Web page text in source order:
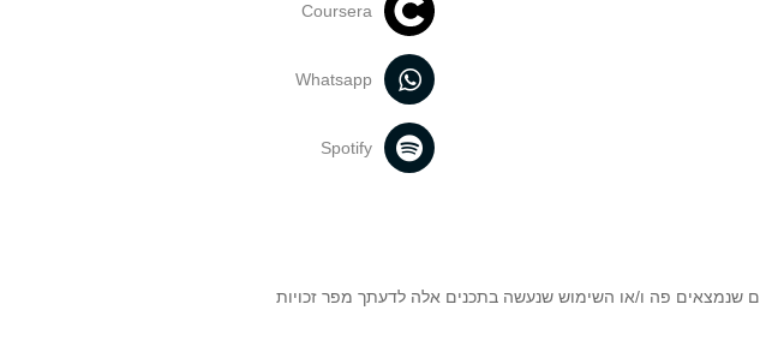
Coursera
Whatsapp
Spotify
שנמצאים פה ו/או השימוש שנעשה בתכנים אלה לדעתך מפר זכויות